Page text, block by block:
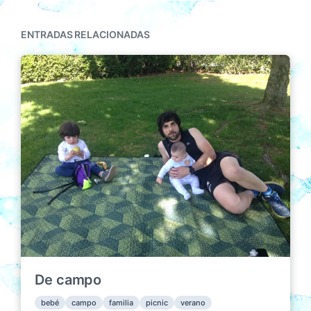
ENTRADAS RELACIONADAS
De campo
bebé campo familia picnic verano